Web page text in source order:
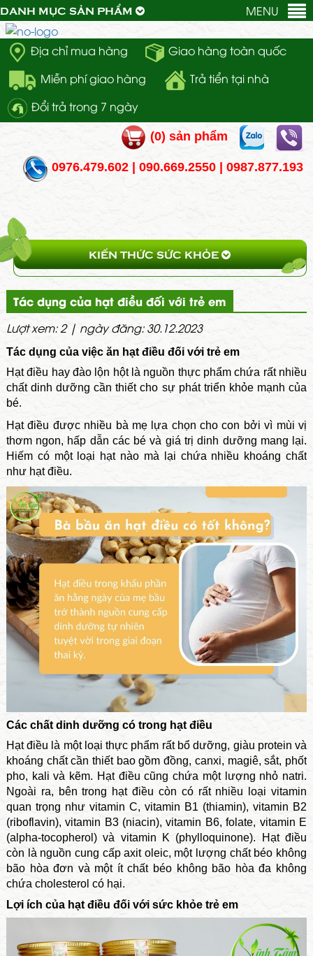
Địa chỉ mua hàng
Giao hàng toàn quốc
Miễn phí giao hàng
Trả tiển tại nhà
Đổi trả trong 7 ngày
(0) sản phẩm
0976.479.602 | 090.669.2550 | 0987.877.193
MENU
DANH MỤC SẢN PHẨM
KIẾN THỨC SỨC KHỎE
Tác dụng của hạt điều đối với trẻ em
Lượt xem: 2 | ngày đăng: 30.12.2023
Tác dụng của việc ăn hạt điều đối với trẻ em
Hạt điều hay đào lộn hột là nguồn thực phẩm chứa rất nhiều
chất dinh dưỡng cần thiết cho sự phát triển khỏe mạnh của
bé.
Hạt điều được nhiều bà mẹ lựa chọn cho con bởi vì mùi vị
thơm ngon, hấp dẫn các bé và giá trị dinh dưỡng mang lại.
Hiếm có một loại hạt nào mà lại chứa nhiều khoáng chất
như hạt điều.
Các chất dinh dưỡng có trong hạt điều
Hạt điều là một loại thực phẩm rất bổ dưỡng, giàu protein và
khoáng chất cần thiết bao gồm đồng, canxi, magiê, sắt, phốt
pho, kali và kẽm. Hạt điều cũng chứa một lượng nhỏ natri.
Ngoài ra, bên trong hạt điều còn có rất nhiều loại vitamin
quan trọng như vitamin C, vitamin B1 (thiamin), vitamin B2
(riboflavin), vitamin B3 (niacin), vitamin B6, folate, vitamin E
(alpha-tocopherol) và vitamin K (phylloquinone). Hạt điều
còn là nguồn cung cấp axit oleic, một lượng chất béo không
bão hòa đơn và một ít chất béo không bão hòa đa không
chứa cholesterol có hại.
Lợi ích của hạt điều đối với sức khỏe trẻ em